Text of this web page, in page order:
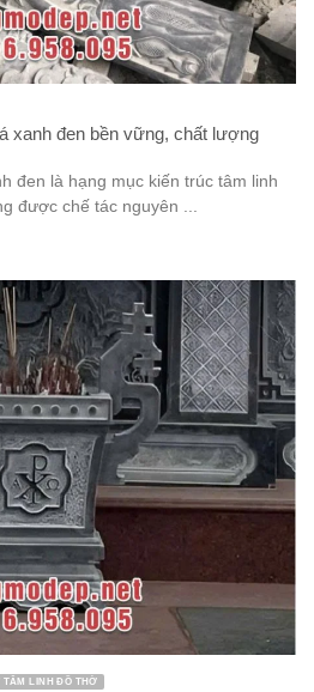
xanh đen bền vững, chất lượng
đen là hạng mục kiến trúc tâm linh
được chế tác nguyên ...
TÂM LINH ĐỒ THỜ